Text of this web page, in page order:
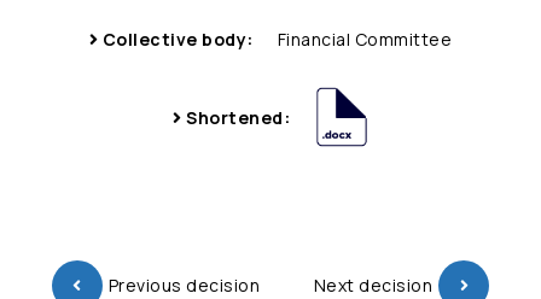
Collective body: Financial Committee
Shortened:
Previous decision Next decision